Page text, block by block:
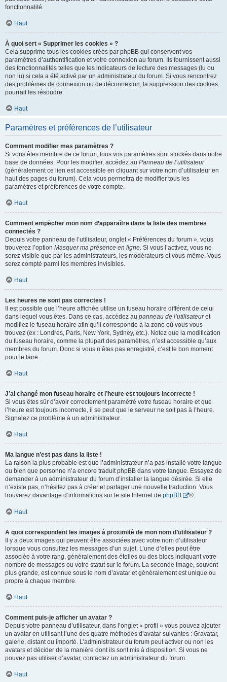
fonctionnalité.
Haut
À quoi sert « Supprimer les cookies » ?
Cela supprime tous les cookies créés par phpBB qui conservent vos
paramètres d’authentification et votre connexion au forum. Ils fournissent aussi
des fonctionnalités telles que les indicateurs de lecture des messages (lu ou
non lu) si cela a été activé par un administrateur du forum. Si vous rencontrez
des problèmes de connexion ou de déconnexion, la suppression des cookies
pourrait les résoudre.
Haut
Paramètres et préférences de l’utilisateur
Comment modifier mes paramètres ?
Si vous êtes membre de ce forum, tous vos paramètres sont stockés dans notre
base de données. Pour les modifier, accédez au Panneau de l’utilisateur
(généralement ce lien est accessible en cliquant sur votre nom d’utilisateur en
haut des pages du forum). Cela vous permettra de modifier tous les
paramètres et préférences de votre compte.
Haut
Comment empêcher mon nom d’apparaître dans la liste des membres
connectés ?
Depuis votre panneau de l’utilisateur, onglet « Préférences du forum », vous
trouverez l’option Masquer ma présence en ligne. Si vous l’activez, vous ne
serez visible que par les administrateurs, les modérateurs et vous-même. Vous
serez compté parmi les membres invisibles.
Haut
Les heures ne sont pas correctes !
Il est possible que l’heure affichée utilise un fuseau horaire différent de celui
dans lequel vous êtes. Dans ce cas, accédez au panneau de l’utilisateuret
modifiez le fuseau horaire afin qu’il corresponde à la zone où vous vous
trouvez (ex : Londres, Paris, New York, Sydney, etc.). Notez que la modification
du fuseau horaire, comme la plupart des paramètres, n’est accessible qu’aux
membres du forum. Donc si vous n’êtes pas enregistré, c’est le bon moment
pour le faire.
Haut
J’ai changé mon fuseau horaire et l’heure est toujours incorrecte !
Si vous êtes sûr d’avoir correctement paramétré votre fuseau horaire et que
l’heure est toujours incorrecte, il se peut que le serveur ne soit pas à l’heure.
Signalez ce problème à un administrateur.
Haut
Ma langue n’est pas dans la liste !
La raison la plus probable est que l’administrateur n’a pas installé votre langue
ou bien que personne n’a encore traduit phpBB dans votre langue. Essayez de
demander à un administrateur du forum d’installer la langue désirée. Si elle
n’existe pas, n’hésitez pas à créer et partager une nouvelle traduction. Vous
trouverez davantage d’informations sur le site Internet de phpBB ®.
Haut
A quoi correspondent les images à proximité de mon nom d’utilisateur ?
Il y a deux images qui peuvent être associées avec votre nom d’utilisateur
lorsque vous consultez les messages d’un sujet. L’une d’elles peut être
associée à votre rang, généralement des étoiles ou des blocs indiquant votre
nombre de messages ou votre statut sur le forum. La seconde image, souvent
plus grande, est connue sous le nom d’avatar et généralement est unique ou
propre à chaque membre.
Haut
Comment puis-je afficher un avatar ?
Depuis votre panneau d’utilisateur, dans l’onglet « profil » vous pouvez ajouter
un avatar en utilisant l’une des quatre méthodes d’avatar suivantes : Gravatar,
galerie, distant ou importé. L’administrateur du forum peut activer ou non les
avatars et décider de la manière dont ils sont mis à disposition. Si vous ne
pouvez pas utiliser d’avatar, contactez un administrateur du forum.
Haut